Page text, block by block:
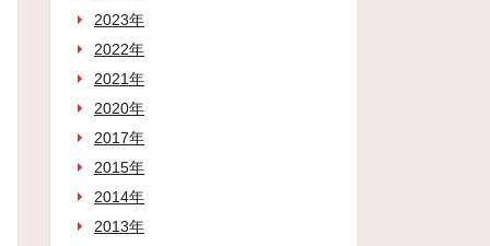
2023年
2022年
2021年
2020年
2017年
2015年
2014年
2013年